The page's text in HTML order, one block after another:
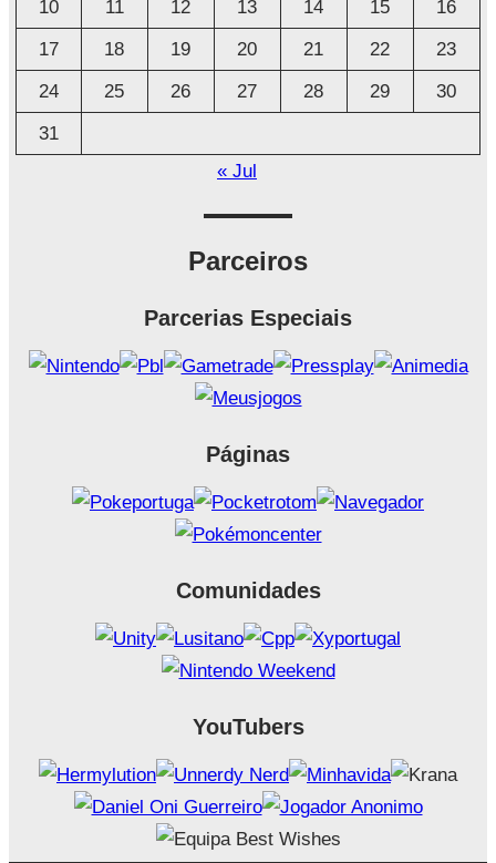
10
11 12 13 14 15
16
17
18 19 20 21 22
23
24
25 26 27 28 29
30
31
« Jul
Parceiros
Parcerias Especiais
Páginas
Comunidades
YouTubers